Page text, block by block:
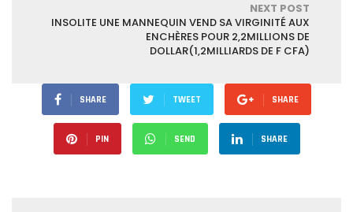
NEXT POST
INSOLITE UNE MANNEQUIN VEND SA VIRGINITÉ AUX
ENCHÈRES POUR 2,2MILLIONS DE
DOLLAR(1,2MILLIARDS DE F CFA)
SHARE TWEET SHARE
PIN SEND SHARE